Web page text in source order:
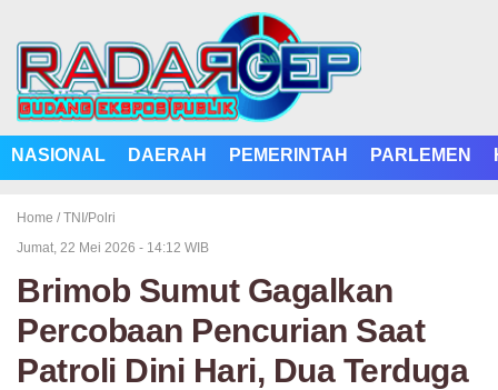
NASIONAL DAERAH PEMERINTAH PARLEMEN
Home / TNI/Polri
Jumat, 22 Mei 2026 - 14:12 WIB
Brimob Sumut Gagalkan
Percobaan Pencurian Saat
Patroli Dini Hari, Dua Terduga